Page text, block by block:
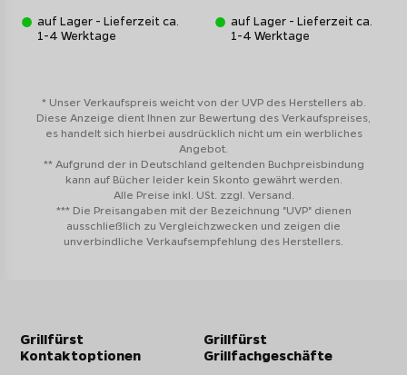
auf Lager - Lieferzeit ca.
1-4 Werktage
auf Lager - Lieferzeit ca.
1-4 Werktage
* Unser Verkaufspreis weicht von der UVP des Herstellers ab.
Diese Anzeige dient Ihnen zur Bewertung des Verkaufspreises,
es handelt sich hierbei ausdrücklich nicht um ein werbliches
Angebot.
** Aufgrund der in Deutschland geltenden Buchpreisbindung
kann auf Bücher leider kein Skonto gewährt werden.
Alle Preise inkl. USt. zzgl. Versand.
*** Die Preisangaben mit der Bezeichnung "UVP" dienen
ausschließlich zu Vergleichzwecken und zeigen die
unverbindliche Verkaufsempfehlung des Herstellers.
Grillfürst
Kontaktoptionen
Grillfürst
Grillfachgeschäfte